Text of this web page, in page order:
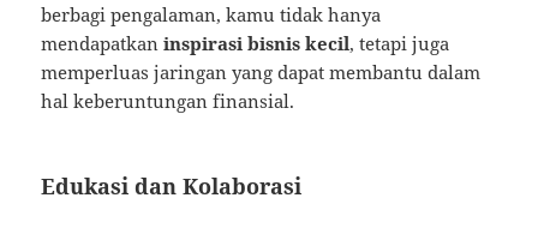
berbagi pengalaman, kamu tidak hanya
mendapatkaninspirasi bisnis kecil, tetapi juga
memperluas jaringan yang dapat membantu dalam
hal keberuntungan finansial.
Edukasi dan Kolaborasi